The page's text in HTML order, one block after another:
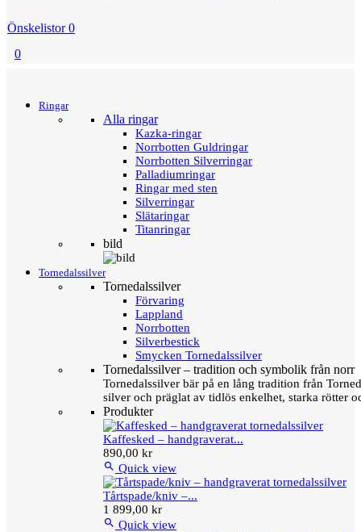
Önskelistor 0
0
Ringar
Alla ringar
Kazka-ringar
Norrbotten Guldringar
Norrbotten Silverringar
Palladiumringar
Ringar med sten
Silverringar
Slätaringar
Titanringar
bild
Tornedalssilver
Tornedalssilver
Förvaring
Lappland
Norrbotten
Silverbestick
Smycken Tornedalssilver
Tornedalssilver – tradition och symbolik från norr
Tornedalssilver bär på en lång tradition från
silver och präglat av tidlös enkelhet, starka rötter
Produkter
Kaffesked – handgraverat...
890,00 kr
 Quick view
Tårtspade/kniv –...
1 899,00 kr
 Quick view